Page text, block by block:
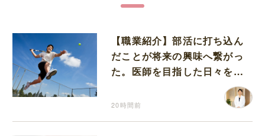
【職業紹介】部活に打ち込ん
だことが将来の興味へ繋がっ
た。医師を目指した日々を振
20時間前